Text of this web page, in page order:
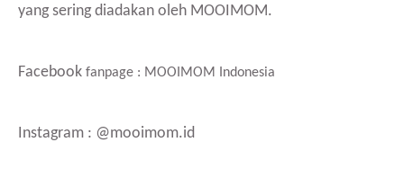
yang sering diadakan oleh MOOIMOM.
Facebook fanpage : MOOIMOM Indonesia
Instagram : @mooimom.id